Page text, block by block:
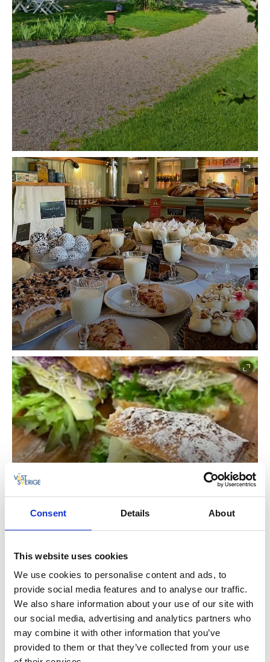
Consent Details About
This website uses cookies
We use cookies to personalise content and ads, to
provide social media features and to analyse our traffic.
We also share information about your use of our site with
our social media, advertising and analytics partners who
may combine it with other information that you’ve
provided to them or that they’ve collected from your use
Ekologiskt hantverk från grunden
På Nolbygårds Ekobageri & Kafé står ekologiskt
bullar och bakverk från grunden med ekologiska
råvaror och traditionella metoder som lyfter fram
naturliga smaker och genuin kvalitet. I caféet serveras
nybakat surdegsbröd, säsongsinspirerade bakverk,
lunch och fika tillagad med omtanke om både
människor och miljö.